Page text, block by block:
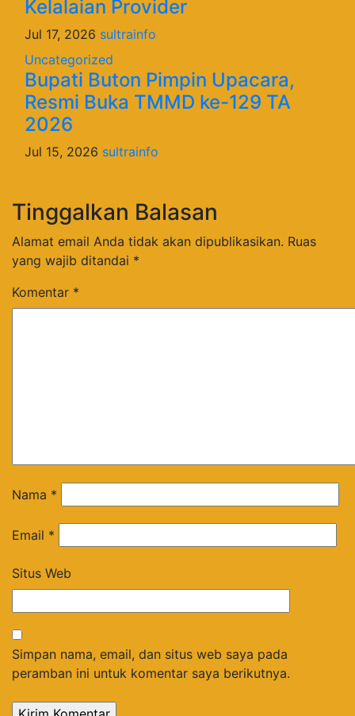
Kelalaian Provider
Jul 17, 2026 sultrainfo
Uncategorized
Bupati Buton Pimpin Upacara,
Resmi Buka TMMD ke-129 TA
2026
Jul 15, 2026 sultrainfo
Tinggalkan Balasan
Alamat email Anda tidak akan dipublikasikan. Ruas
yang wajib ditandai *
Komentar *
Nama *
Email *
Situs Web
Simpan nama, email, dan situs web saya pada
peramban ini untuk komentar saya berikutnya.